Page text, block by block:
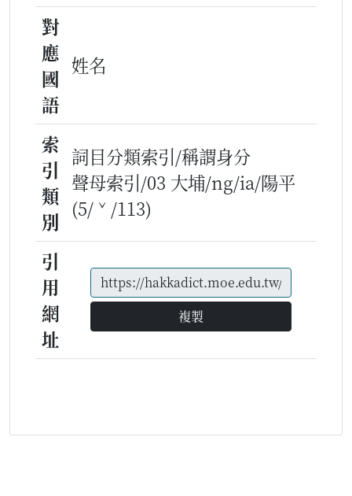
對
應
國
語
姓名
索
引
類
別
詞目分類索引/稱謂身分
聲母索引/03 大埔/ng/ia/陽平
(5/ˇ/113)
引
用
網
址
複製